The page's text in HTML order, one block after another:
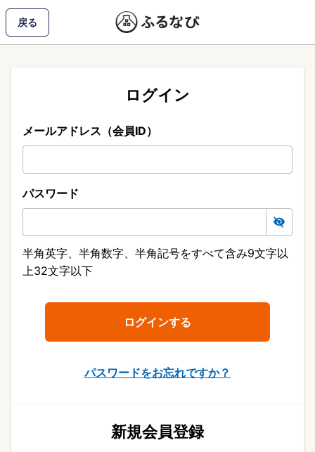
戻る
ログイン
メールアドレス（会員ID）
パスワード
半角英字、半角数字、半角記号をすべて含み9文字以
上32文字以下
パスワードをお忘れですか？
新規会員登録